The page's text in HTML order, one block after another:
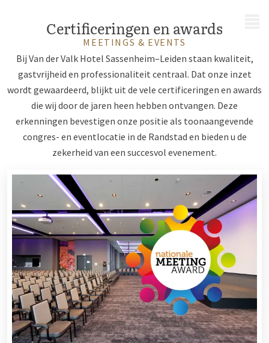
Certificeringen en awards
MEETINGS & EVENTS
Bij Van der Valk Hotel Sassenheim–Leiden staan kwaliteit,
gastvrijheid en professionaliteit centraal. Dat onze inzet
wordt gewaardeerd, blijkt uit de vele certificeringen en awards
die wij door de jaren heen hebben ontvangen. Deze
erkenningen bevestigen onze positie als toonaangevende
congres- en eventlocatie in de Randstad en bieden u de
zekerheid van een succesvol evenement.